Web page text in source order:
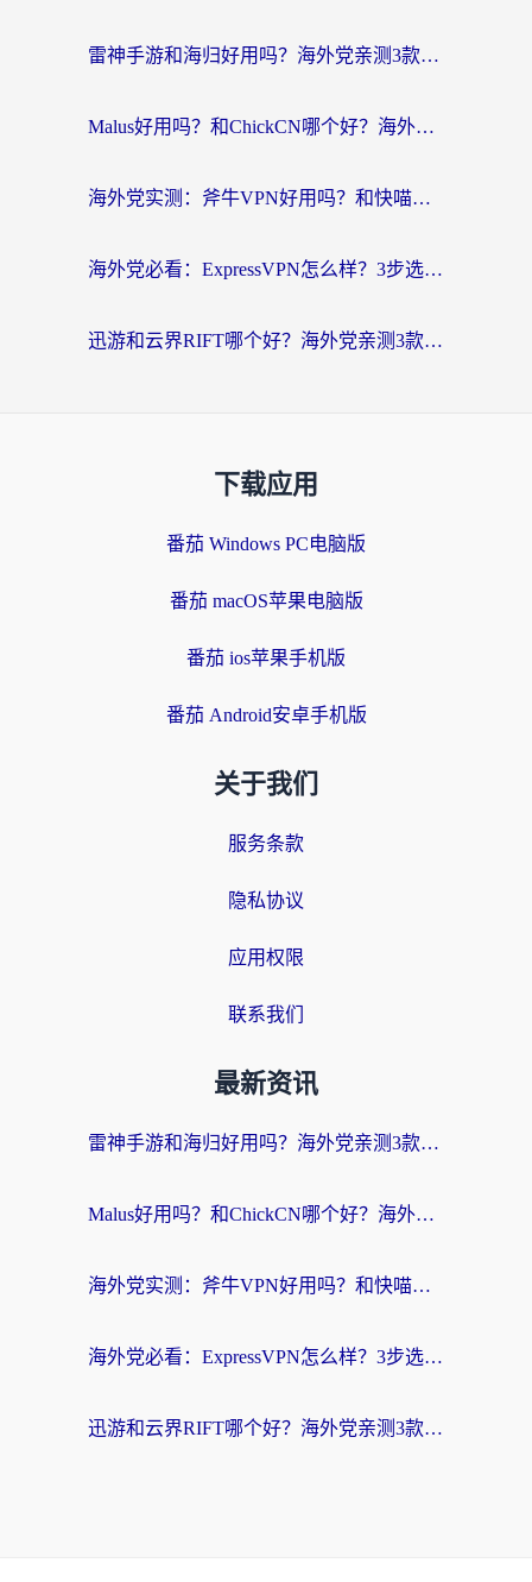
雷神手游和海归好用吗？海外党亲测3款热门回国加速器+番茄加速器深度体验
Malus好用吗？和ChickCN哪个好？海外党亲测：选对回国加速器，追剧游戏不卡顿
海外党实测：斧牛VPN好用吗？和快喵VPN对比哪个回国效果更好？附3款热门加速器深度分析
海外党必看：ExpressVPN怎么样？3步选对回国加速器，无缝刷国内剧玩手游
迅游和云界RIFT哪个好？海外党亲测3款回国加速器，教你无缝刷国内剧玩游戏
下载应用
番茄 Windows PC电脑版
番茄 macOS苹果电脑版
番茄 ios苹果手机版
番茄 Android安卓手机版
关于我们
服务条款
隐私协议
应用权限
联系我们
最新资讯
雷神手游和海归好用吗？海外党亲测3款热门回国加速器+番茄加速器深度体验
Malus好用吗？和ChickCN哪个好？海外党亲测：选对回国加速器，追剧游戏不卡顿
海外党实测：斧牛VPN好用吗？和快喵VPN对比哪个回国效果更好？附3款热门加速器深度分析
海外党必看：ExpressVPN怎么样？3步选对回国加速器，无缝刷国内剧玩手游
迅游和云界RIFT哪个好？海外党亲测3款回国加速器，教你无缝刷国内剧玩游戏